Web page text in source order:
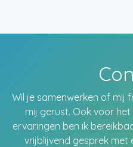
Wil je samenwerken of mij
mij gerust. Ook voor
ervaringen ben ik
vrijblijvend gesprek met